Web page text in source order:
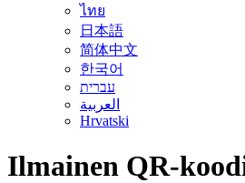
ไทย
日本語
简体中文
한국어
עברית
العربية
Hrvatski
Ilmainen QR-